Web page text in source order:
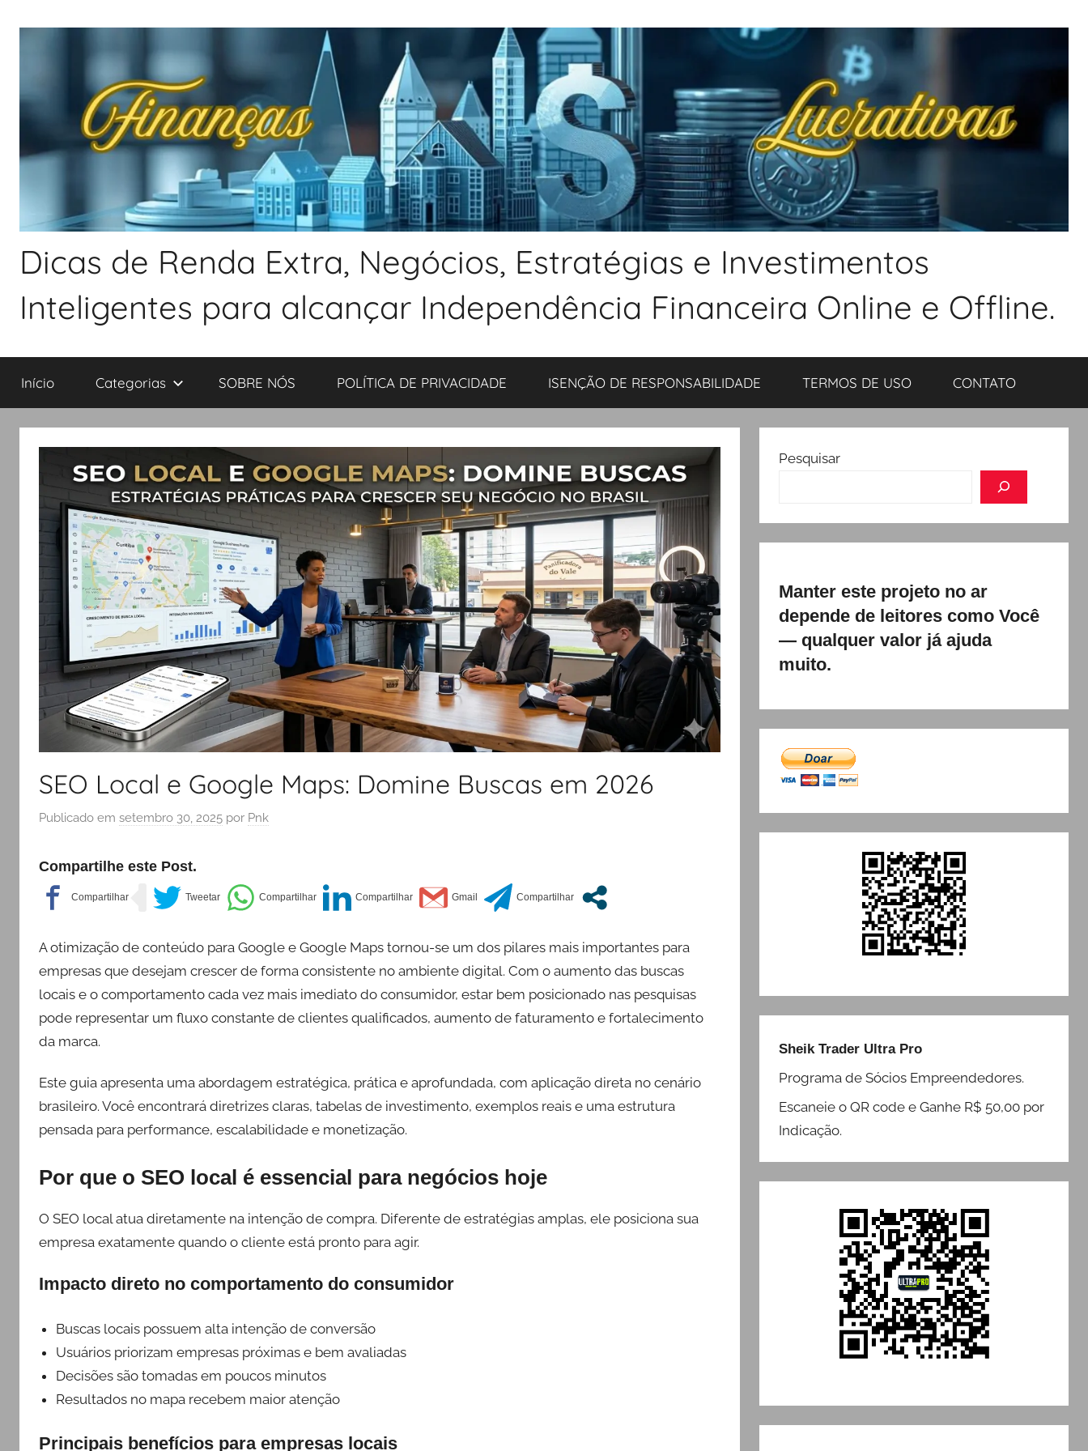
Dicas de Renda Extra, Negócios, Estratégias e Investimentos
Inteligentes para alcançar Independência Financeira Online e Offline.
Início Categorias SOBRE NÓS POLÍTICA DE PRIVACIDADE ISENÇÃO DE RESPONSABILIDADE TERMOS DE USO CONTATO
SEO Local e Google Maps: Domine Buscas em 2026
Publicado em setembro 30, 2025 por Pnk
Compartilhe este Post.
A otimização de conteúdo para Google e Google Maps tornou-se um dos pilares mais importantes para
empresas que desejam crescer de forma consistente no ambiente digital. Com o aumento das buscas
locais e o comportamento cada vez mais imediato do consumidor, estar bem posicionado nas pesquisas
pode representar um fluxo constante de clientes qualificados, aumento de faturamento e fortalecimento
da marca.
Este guia apresenta uma abordagem estratégica, prática e aprofundada, com aplicação direta no cenário
brasileiro. Você encontrará diretrizes claras, tabelas de investimento, exemplos reais e uma estrutura
pensada para performance, escalabilidade e monetização.
Por que o SEO local é essencial para negócios hoje
O SEO local atua diretamente na intenção de compra. Diferente de estratégias amplas, ele posiciona sua
empresa exatamente quando o cliente está pronto para agir.
Impacto direto no comportamento do consumidor
Buscas locais possuem alta intenção de conversão
Usuários priorizam empresas próximas e bem avaliadas
Decisões são tomadas em poucos minutos
Resultados no mapa recebem maior atenção
Principais benefícios para empresas locais
Pesquisar
Manter este projeto no ar
depende de leitores como Você
— qualquer valor já ajuda
muito.
Sheik Trader Ultra Pro
Programa de Sócios Empreendedores.
Escaneie o QR code e Ganhe R$ 50,00 por
Indicação.